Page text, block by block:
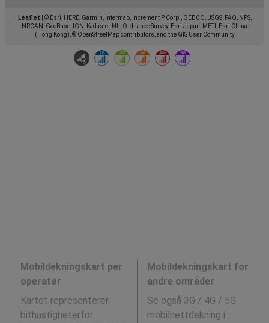
Leaflet
© Esri, HERE, Garmin, Intermap, increment P Corp., GEBCO, USGS, FAO, NPS,
NRCAN, GeoBase, IGN, Kadaster NL, Ordnance Survey, Esri Japan, METI, Esri China
(Hong Kong), © OpenStreetMap contributors, and the GIS User Community
Mobildekningskart per
operatør
Kartet representerer
bithastigheterfor
Mobildekningskart for
andre områder
Se også 3G / 4G / 5G
mobilnettdekning i :